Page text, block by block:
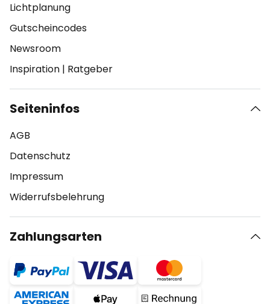
Lichtplanung
Gutscheincodes
Newsroom
Inspiration | Ratgeber
Seiteninfos
AGB
Datenschutz
Impressum
Widerrufsbelehrung
Zahlungsarten